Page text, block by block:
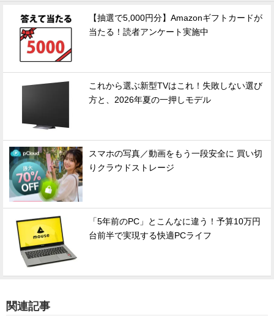
【抽選で5,000円分】Amazonギフトカードが
当たる！読者アンケート実施中
これから選ぶ新型TVはこれ！失敗しない選び
方と、2026年夏の一押しモデル
スマホの写真／動画をもう一段安全に 買い切
りクラウドストレージ
「5年前のPC」とこんなに違う！予算10万円
台前半で実現する快適PCライフ
関連記事